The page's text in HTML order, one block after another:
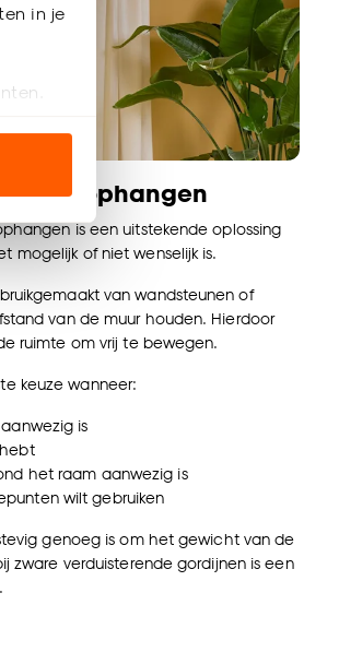
in je
.
muur ophangen
is een uitstekende oplossing
mogelijk of niet wenselijk is.
van wandsteunen of
van de muur houden. Hierdoor
ruimte om vrij te bewegen.
keuze wanneer:
is
het raam aanwezig is
wilt gebruiken
genoeg is om het gewicht van de
zware verduisterende gordijnen is een